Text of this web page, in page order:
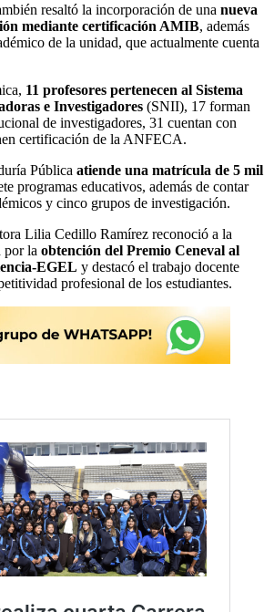
resaltó la incorporación de una nueva
mediante certificación AMIB, además
de la unidad, que actualmente cuenta
11 profesores pertenecen al Sistema
e Investigadores (SNII), 17 forman
de investigadores, 31 cuentan con
certificación de la ANFECA.
Pública atiende una matrícula de 5 mil
programas educativos, además de contar
y cinco grupos de investigación.
Lilia Cedillo Ramírez reconoció a la
por la obtención del Premio Ceneval al
EGEL y destacó el trabajo docente
profesional de los estudiantes.